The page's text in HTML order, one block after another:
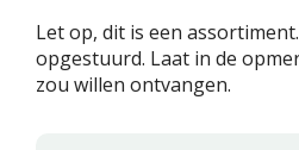
Let op, dit is een
opgestuurd. Laat in de
zou willen ontvangen.